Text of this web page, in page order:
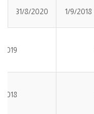
1/9/2018
31/8/2020
2019
2018